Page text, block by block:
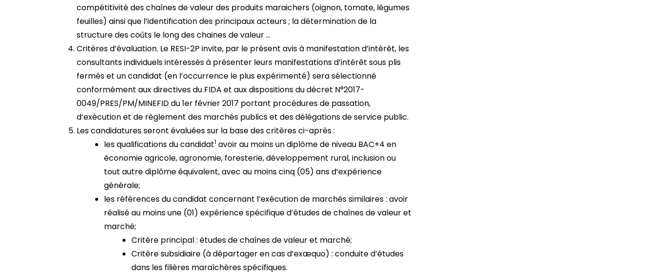
compétitivité des chaînes de valeur des produits maraichers (oignon, tomate, légumes
feuilles) ainsi que l’identification des principaux acteurs ; la détermination de la
structure des coûts le long des chaines de valeur …
Critères d’évaluation. Le RESI-2P invite, par le présent avis à manifestation d’intérêt, les
consultants individuels intéressés à présenter leurs manifestations d’intérêt sous plis
fermés et un candidat (en l’occurrence le plus expérimenté) sera sélectionné
conformément aux directives du FIDA et aux dispositions du décret N°2017-
0049/PRES/PM/MINEFID du 1er février 2017 portant procédures de passation,
d’exécution et de règlement des marchés publics et des délégations de service public.
Les candidatures seront évaluées sur la base des critères ci-après :
les qualifications du candidat1 avoir au moins un diplôme de niveau BAC+4 en
économie agricole, agronomie, foresterie, développement rural, inclusion ou
tout autre diplôme équivalent, avec au moins cinq (05) ans d’expérience
générale;
les références du candidat concernant l’exécution de marchés similaires : avoir
réalisé au moins une (01) expérience spécifique d’études de chaînes de valeur et
marché;
Critère principal : études de chaînes de valeur et marché;
Critère subsidiaire (à départager en cas d’exæquo) : conduite d’études
dans les filières maraîchères spécifiques.